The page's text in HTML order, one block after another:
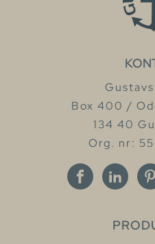
Box 400 /
134 40
Org. nr: